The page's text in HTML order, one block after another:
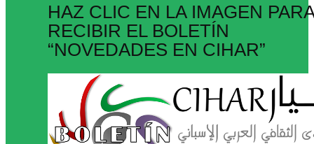
HAZ CLIC EN LA IMAGEN PARA
RECIBIR EL BOLETÍN
“NOVEDADES EN CIHAR”